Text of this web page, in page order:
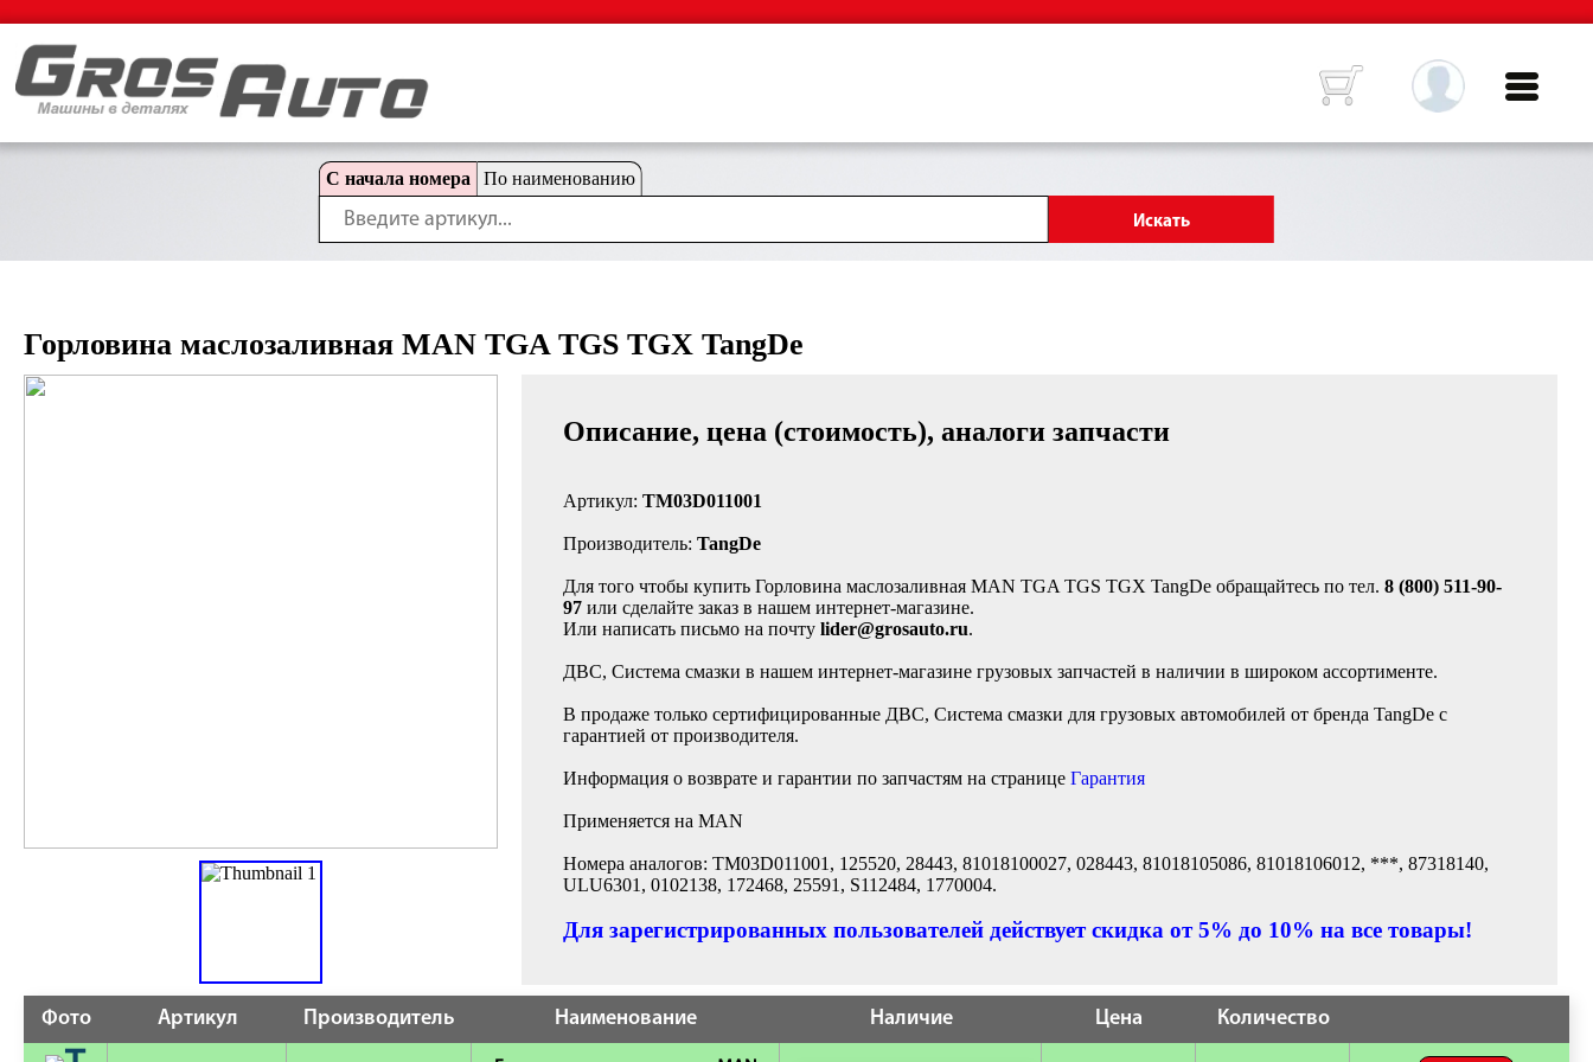
С начала номера По наименованию
Горловина маслозаливная MAN TGA TGS TGX TangDe
Описание, цена (стоимость), аналоги запчасти
Артикул: TM03D011001
Производитель: TangDe
Для того чтобы купить Горловина маслозаливная MAN TGA TGS TGX TangDe обращайтесь по тел. 8 (800) 511-90-
97 или сделайте заказ в нашем интернет-магазине.
Или написать письмо на почту lider@grosauto.ru.
ДВС, Система смазки в нашем интернет-магазине грузовых запчастей в наличии в широком ассортименте.
В продаже только сертифицированные ДВС, Система смазки для грузовых автомобилей от бренда TangDe с
гарантией от производителя.
Информация о возврате и гарантии по запчастям на странице Гарантия
Применяется на MAN
Номера аналогов: TM03D011001, 125520, 28443, 81018100027, 028443, 81018105086, 81018106012, ***, 87318140,
ULU6301, 0102138, 172468, 25591, S112484, 1770004.
Для зарегистрированных пользователей действует скидка от 5% до 10% на все товары!
Фото Артикул Производитель Наименование Наличие Цена Количество